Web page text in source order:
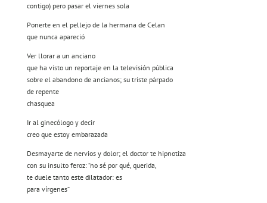
contigo) pero pasar el viernes sola
Ponerte en el pellejo de la hermana de Celan
que nunca apareció
Ver llorar a un anciano
que ha visto un reportaje en la televisión pública
sobre el abandono de ancianos; su triste párpado
de repente
chasquea
Ir al ginecólogo y decir
creo que estoy embarazada
Desmayarte de nervios y dolor; el doctor te hipnotiza
con su insulto feroz: “no sé por qué, querida,
te duele tanto este dilatador: es
para vírgenes”